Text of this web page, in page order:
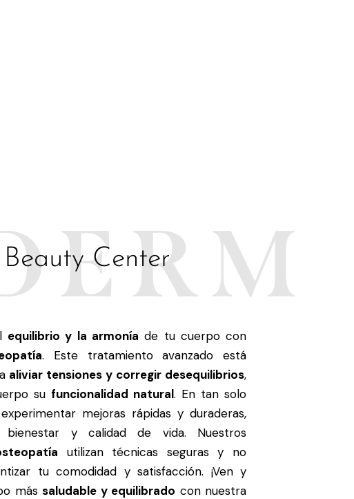
Center
equilibrio y la armonía de tu cuerpo con
. Este tratamiento avanzado está
aliviar tensiones y corregir desequilibrios,
sufuncionalidad natural. En tan solo
mejoras rápidas y duraderas,
bienestar y calidad de vida. Nuestros
utilizan técnicas seguras y no
tu comodidad y satisfacción. ¡Ven y
mássaludable y equilibrado con nuestra